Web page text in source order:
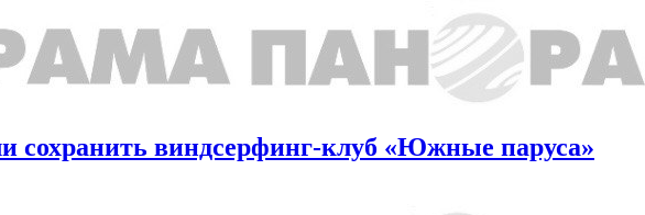
сохранить виндсерфинг-клуб «Южные паруса»